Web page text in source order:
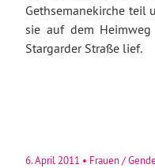
Gethsemanekirche teil
sie auf dem
Stargarder Straße lief.
6. April 2011 • Frauen /